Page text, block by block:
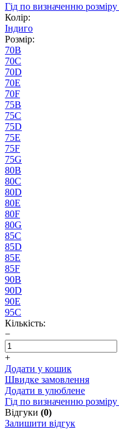
Гід по визначенню розміру
Колір:
Індиго
Розмір:
70B
70C
70D
70E
70F
75B
75C
75D
75E
75F
75G
80B
80C
80D
80E
80F
80G
85C
85D
85E
85F
90B
90D
90E
95C
Кількість:
−
+
Додати у кошик
Швидке замовлення
Додати в улюблене
Гід по визначенню розміру
Відгуки (0)
Залишити відгук